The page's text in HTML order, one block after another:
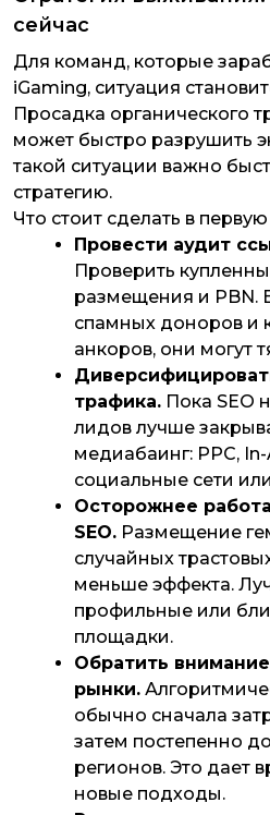
сейчас
Для команд, которые
iGaming, ситуация
Просадка органического
может быстро разрушить
такой ситуации важно
стратегию.
Что стоит сделать в
Провести аудит
Проверить
размещения и PBN.
спамных доноров и
анкоров, они могут
трафика. Пока SEO
лидов лучше
медиабаинг: PPC,
социальные сети
Осторожнее
SEO. Размещение
случайных
меньше эффекта.
профильные или
площадки.
Обратить
рынки.
обычно сначала
затем постепенно
регионов. Это дает
новые подходы.